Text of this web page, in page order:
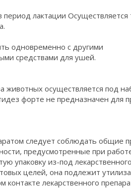
лактации Осуществляется
одновременно с другими
средствами для ушей.
животных осуществляется под
форте не предназначен для
следует соблюдать общие
предусмотренные при
упаковку из-под
целей, она подлежит
лекарственного